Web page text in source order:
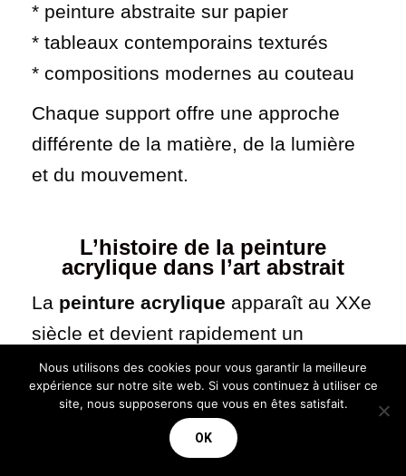
* peinture abstraite sur papier
* tableaux contemporains texturés
* compositions modernes au couteau
Chaque support offre une approche
différente de la matière, de la lumière
et du mouvement.
L’histoire de la peinture
acrylique dans l’art abstrait
La peinture acrylique apparaît au XXe
siècle et devient rapidement un
médium essentiel de l’art moderne et
contemporain. Grâce à sa rapidité de
séchage, sa richesse de textures et
son intensité colorée, elle est adoptée
Nous utilisons des cookies pour vous garantir la meilleure
expérience sur notre site web. Si vous continuez à utiliser ce
site, nous supposerons que vous en êtes satisfait.
OK